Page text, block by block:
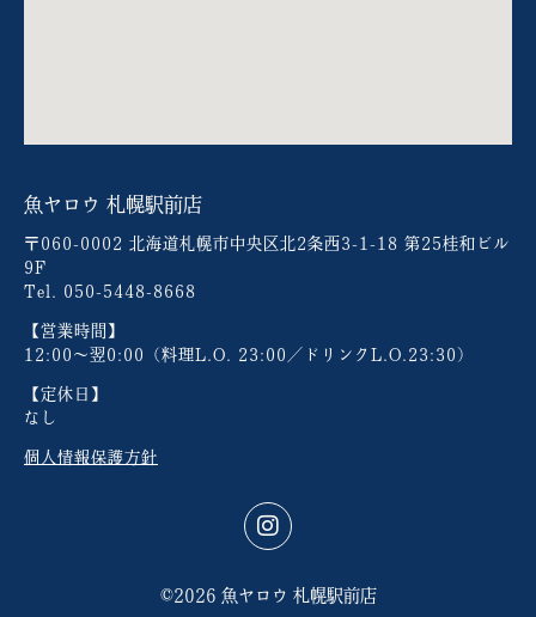
⿂ヤロウ 札幌駅前店
〒060-0002 北海道札幌市中央区北2条西3-1-18 第25桂和ビル
9F
Tel. 050-5448-8668
【営業時間】
12:00～翌0:00（料理L.O. 23:00／ドリンクL.O.23:30）
【定休日】
なし
個人情報保護方針
©2026 ⿂ヤロウ 札幌駅前店